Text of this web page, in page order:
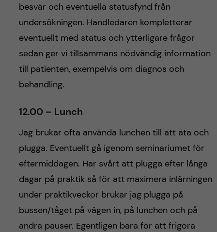
besvär och eventuella statusfynd från
undersökningen. Handledaren kompletterar
eventuellt med status och ytterligare frågor
sedan ger vi tillsammans nödvändig information
till patienten, exempelvis om diagnos och
behandling.
12.00 – Lunch
Jag brukar ofta använda lunchen till att äta och
plugga. Eventuellt gå igenom seminariumet för
eftermiddagen. Har svårt att plugga efter långa
dagar på praktik så för att maximera inlärningen
under praktikveckor brukar jag plugga på
bussen/tåget på vägen in, på lunchen och på
andra pauser. Egentligen bara för att frigöra